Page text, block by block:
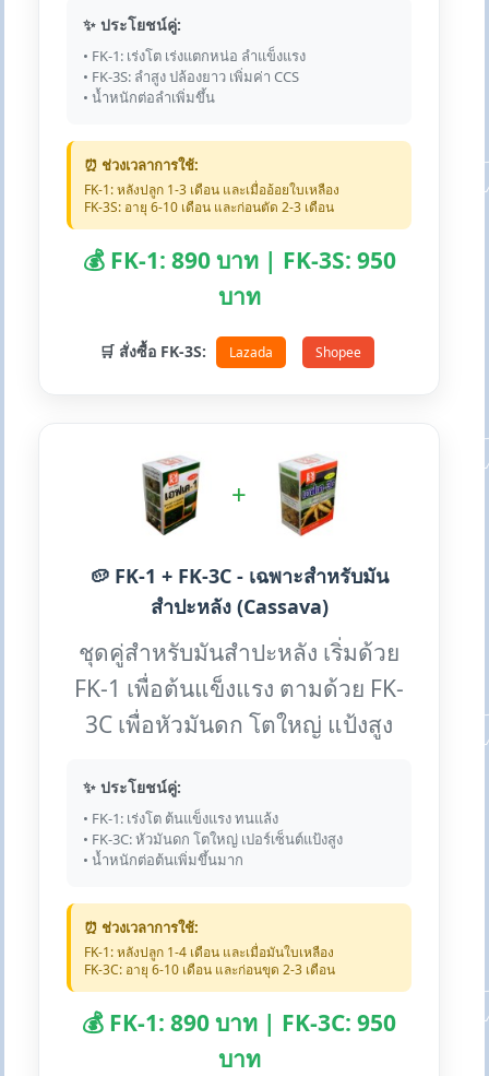
✨ ประโยชน์คู่:
• FK-1: เร่งโต เร่งแตกหน่อ ลำแข็งแรง
• FK-3S: ลำสูง ปล้องยาว เพิ่มค่า CCS
• น้ำหนักต่อลำเพิ่มขึ้น
⏰ ช่วงเวลาการใช้:
FK-1: หลังปลูก 1-3 เดือน และเมื่ออ้อยใบเหลือง
FK-3S: อายุ 6-10 เดือน และก่อนตัด 2-3 เดือน
💰 FK-1: 890 บาท | FK-3S: 950
บาท
🛒 สั่งซื้อ FK-3S: Lazada Shopee
+
🥔 FK-1 + FK-3C - เฉพาะสำหรับมัน
สำปะหลัง (Cassava)
ชุดคู่สำหรับมันสำปะหลัง เริ่มด้วย
FK-1 เพื่อต้นแข็งแรง ตามด้วย FK-
3C เพื่อหัวมันดก โตใหญ่ แป้งสูง
✨ ประโยชน์คู่:
• FK-1: เร่งโต ต้นแข็งแรง ทนแล้ง
• FK-3C: หัวมันดก โตใหญ่ เปอร์เซ็นต์แป้งสูง
• น้ำหนักต่อต้นเพิ่มขึ้นมาก
⏰ ช่วงเวลาการใช้:
FK-1: หลังปลูก 1-4 เดือน และเมื่อมันใบเหลือง
FK-3C: อายุ 6-10 เดือน และก่อนขุด 2-3 เดือน
💰 FK-1: 890 บาท | FK-3C: 950
บาท